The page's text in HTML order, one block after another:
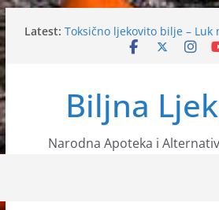
Skip
to
content
Latest: Toksično ljekovito bilje – Luk
11 znanstveno potvrđenih
metabolizma
Biljna
Narodna Apoteka i